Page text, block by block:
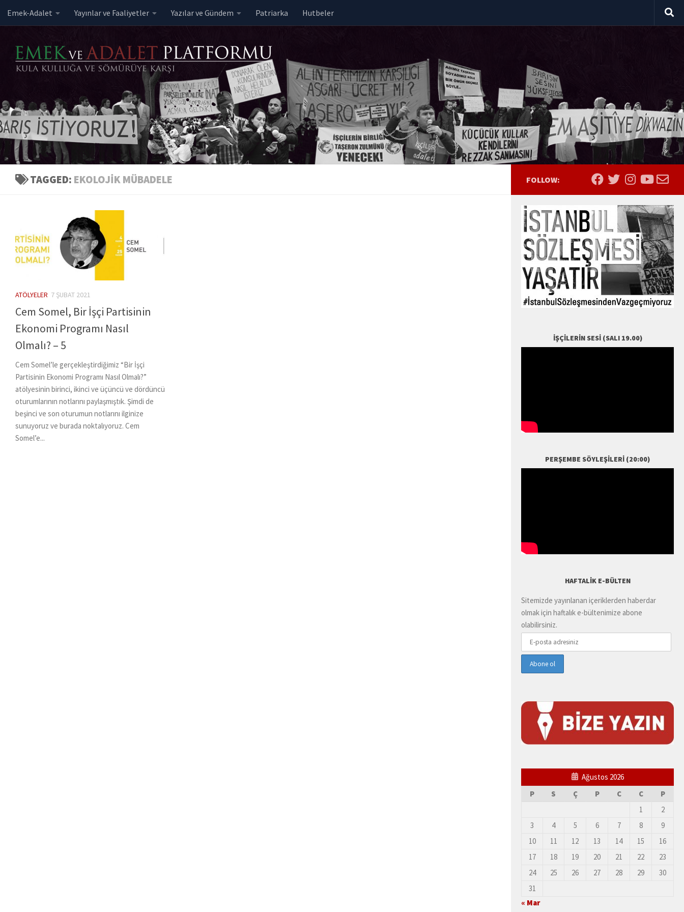
Skip to content
Emek-Adalet Yayınlar ve Faaliyetler Yazılar ve Gündem Patriarka Hutbeler
TAGGED: EKOLOJIK MÜBADELE
ATÖLYELER 7 ŞUBAT 2021
Cem Somel, Bir İşçi Partisinin
Ekonomi Programı Nasıl
Olmalı? – 5
Cem Somel’le gerçekleştirdiğimiz “Bir İşçi
Partisinin Ekonomi Programı Nasıl Olmalı?”
atölyesinin birinci, ikinci ve üçüncü ve dördüncü
oturumlarının notlarını paylaşmıştık. Şimdi de
beşinci ve son oturumun notlarını ilginize
sunuyoruz ve burada noktalıyoruz. Cem
Somel’e...
FOLLOW:
İŞÇILERIN SESI (SALI 19.00)
PERŞEMBE SÖYLEŞILERI (20:00)
HAFTALIK E-BÜLTEN
Sitemizde yayınlanan içeriklerden haberdar
olmak için haftalık e-bültenimize abone
olabilirsiniz.
Ağustos 2026
P
S Ç P C C
P
1
2
3
4 5 6 7 8
9
10
11 12 13 14 15
16
17
18 19 20 21 22
23
24
25 26 27 28 29
30
31
« Mar